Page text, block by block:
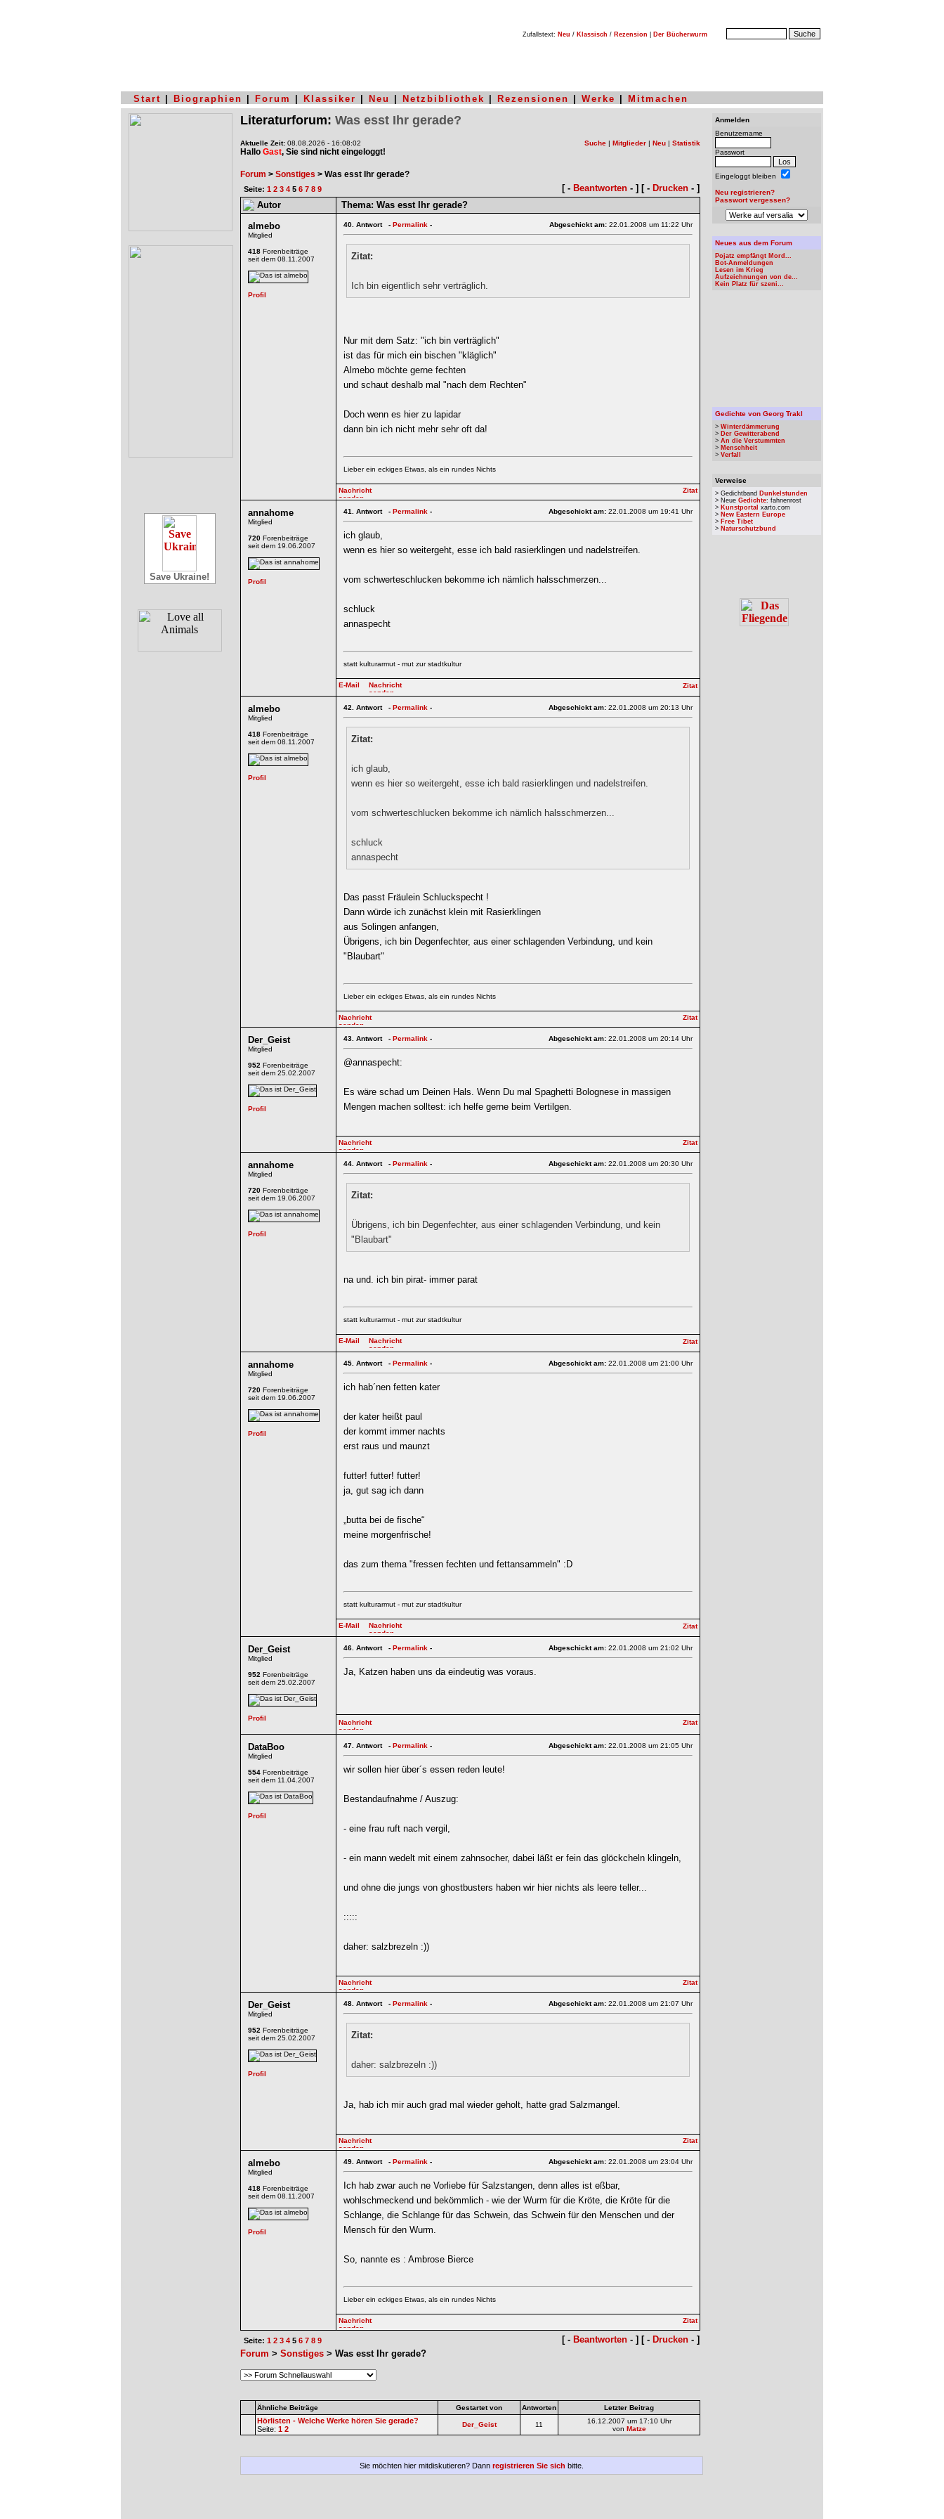
Zufallstext: Neu / Klassisch / Rezension Der Bücherwurm
Start Biographien Forum Klassiker Neu Netzbibliothek Rezensionen Werke Mitmachen
Save Ukraine!
Literaturforum: Was esst Ihr gerade?
Aktuelle Zeit: 08.08.2026 - 16:08:02
Hallo Gast, Sie sind nicht eingeloggt!
Suche | Mitglieder | Neu | Statistik
Forum > Sonstiges > Was esst Ihr gerade?
Seite: 1 2 3 4 5 6 7 8 9 [ - Beantworten - ] [ - Drucken - ]
Autor
Thema: Was esst Ihr gerade?
almebo
Mitglied
418 Forenbeiträge
seit dem 08.11.2007
40. Antwort - Permalink - Abgeschickt am: 22.01.2008 um 11:22 Uhr
Zitat:
Ich bin eigentlich sehr verträglich.
Nur mit dem Satz: "ich bin verträglich"
ist das für mich ein bischen "kläglich"
Almebo möchte gerne fechten
und schaut deshalb mal "nach dem Rechten"
Doch wenn es hier zu lapidar
dann bin ich nicht mehr sehr oft da!
Lieber ein eckiges Etwas, als ein rundes Nichts
annahome
Mitglied
720 Forenbeiträge
seit dem 19.06.2007
41. Antwort - Permalink - Abgeschickt am: 22.01.2008 um 19:41 Uhr
ich glaub,
wenn es hier so weitergeht, esse ich bald rasierklingen und nadelstreifen.
vom schwerteschlucken bekomme ich nämlich halsschmerzen...
schluck
annaspecht
statt kulturarmut - mut zur stadtkultur
almebo
Mitglied
418 Forenbeiträge
seit dem 08.11.2007
42. Antwort - Permalink - Abgeschickt am: 22.01.2008 um 20:13 Uhr
Zitat:
ich glaub,
wenn es hier so weitergeht, esse ich bald rasierklingen und nadelstreifen.
vom schwerteschlucken bekomme ich nämlich halsschmerzen...
schluck
annaspecht
Das passt Fräulein Schluckspecht !
Dann würde ich zunächst klein mit Rasierklingen
aus Solingen anfangen,
Übrigens, ich bin Degenfechter, aus einer schlagenden Verbindung, und kein
"Blaubart"
Lieber ein eckiges Etwas, als ein rundes Nichts
Der_Geist
Mitglied
952 Forenbeiträge
seit dem 25.02.2007
43. Antwort - Permalink - Abgeschickt am: 22.01.2008 um 20:14 Uhr
@annaspecht:
Es wäre schad um Deinen Hals. Wenn Du mal Spaghetti Bolognese in massigen
Mengen machen solltest: ich helfe gerne beim Vertilgen.
annahome
Mitglied
720 Forenbeiträge
seit dem 19.06.2007
44. Antwort - Permalink - Abgeschickt am: 22.01.2008 um 20:30 Uhr
Zitat:
Übrigens, ich bin Degenfechter, aus einer schlagenden Verbindung, und kein
"Blaubart"
na und. ich bin pirat- immer parat
statt kulturarmut - mut zur stadtkultur
annahome
Mitglied
720 Forenbeiträge
seit dem 19.06.2007
45. Antwort - Permalink - Abgeschickt am: 22.01.2008 um 21:00 Uhr
ich hab´nen fetten kater
der kater heißt paul
der kommt immer nachts
erst raus und maunzt
futter! futter! futter!
ja, gut sag ich dann
„butta bei de fische“
meine morgenfrische!
das zum thema "fressen fechten und fettansammeln" :D
statt kulturarmut - mut zur stadtkultur
Der_Geist
Mitglied
952 Forenbeiträge
seit dem 25.02.2007
46. Antwort - Permalink - Abgeschickt am: 22.01.2008 um 21:02 Uhr
Ja, Katzen haben uns da eindeutig was voraus.
DataBoo
Mitglied
554 Forenbeiträge
seit dem 11.04.2007
47. Antwort - Permalink - Abgeschickt am: 22.01.2008 um 21:05 Uhr
wir sollen hier über´s essen reden leute!
Bestandaufnahme / Auszug:
- eine frau ruft nach vergil,
- ein mann wedelt mit einem zahnsocher, dabei läßt er fein das glöckcheln klingeln,
und ohne die jungs von ghostbusters haben wir hier nichts als leere teller...
:::::
daher: salzbrezeln :))
Der_Geist
Mitglied
952 Forenbeiträge
seit dem 25.02.2007
48. Antwort - Permalink - Abgeschickt am: 22.01.2008 um 21:07 Uhr
Zitat:
daher: salzbrezeln :))
Ja, hab ich mir auch grad mal wieder geholt, hatte grad Salzmangel.
almebo
Mitglied
418 Forenbeiträge
seit dem 08.11.2007
49. Antwort - Permalink - Abgeschickt am: 22.01.2008 um 23:04 Uhr
Ich hab zwar auch ne Vorliebe für Salzstangen, denn alles ist eßbar,
wohlschmeckend und bekömmlich - wie der Wurm für die Kröte, die Kröte für die
Schlange, die Schlange für das Schwein, das Schwein für den Menschen und der
Mensch für den Wurm.
So, nannte es : Ambrose Bierce
Lieber ein eckiges Etwas, als ein rundes Nichts
Seite: 1 2 3 4 5 6 7 8 9 [ - Beantworten - ] [ - Drucken - ]
Forum > Sonstiges > Was esst Ihr gerade?
Ähnliche Beiträge Gestartet von Antworten Letzter Beitrag
Hörlisten - Welche Werke hören Sie gerade?
Seite: 1 2
Der_Geist 11
16.12.2007 um 17:10 Uhr
von Matze
Sie möchten hier mitdiskutieren? Dann registrieren Sie sich bitte.
Anmelden
Benutzername
Passwort
Eingeloggt bleiben
Neu registrieren?
Passwort vergessen?
Neues aus dem Forum
Pojatz empfängt Mord...
Bot-Anmeldungen
Lesen im Krieg
Aufzeichnungen von de...
Kein Platz für szeni...
Gedichte von Georg Trakl
> Winterdämmerung
> Der Gewitterabend
> An die Verstummten
> Menschheit
> Verfall
Verweise
> Gedichtband Dunkelstunden
> Neue Gedichte: fahnenrost
> Kunstportal xarto.com
> New Eastern Europe
> Free Tibet
> Naturschutzbund